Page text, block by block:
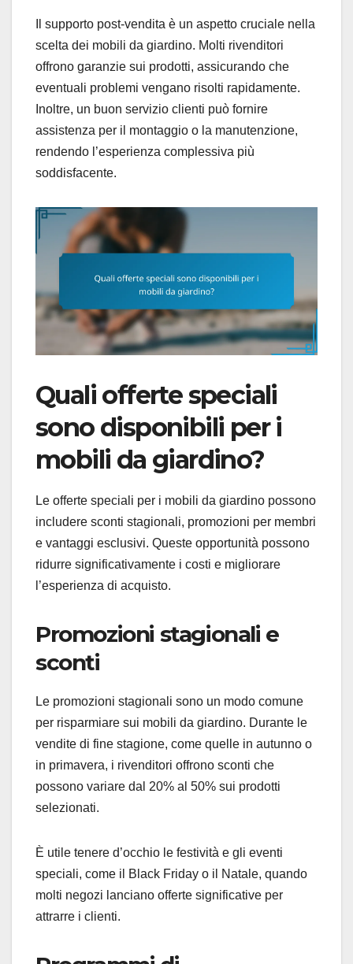
Il supporto post-vendita è un aspetto cruciale nella
scelta dei mobili da giardino. Molti rivenditori
offrono garanzie sui prodotti, assicurando che
eventuali problemi vengano risolti rapidamente.
Inoltre, un buon servizio clienti può fornire
assistenza per il montaggio o la manutenzione,
rendendo l’esperienza complessiva più
soddisfacente.
Quali offerte speciali
sono disponibili per i
mobili da giardino?
Le offerte speciali per i mobili da giardino possono
includere sconti stagionali, promozioni per membri
e vantaggi esclusivi. Queste opportunità possono
ridurre significativamente i costi e migliorare
l’esperienza di acquisto.
Promozioni stagionali e
sconti
Le promozioni stagionali sono un modo comune
per risparmiare sui mobili da giardino. Durante le
vendite di fine stagione, come quelle in autunno o
in primavera, i rivenditori offrono sconti che
possono variare dal 20% al 50% sui prodotti
selezionati.
È utile tenere d’occhio le festività e gli eventi
speciali, come il Black Friday o il Natale, quando
molti negozi lanciano offerte significative per
attrarre i clienti.